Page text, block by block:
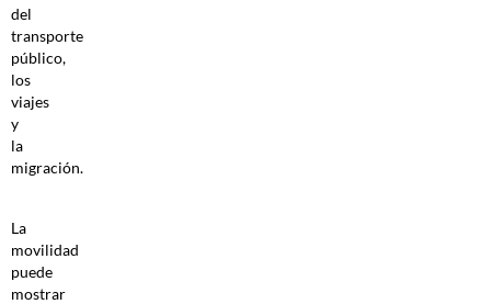
del
transporte
público,
los
viajes
y
la
migración.
La
movilidad
puede
mostrar